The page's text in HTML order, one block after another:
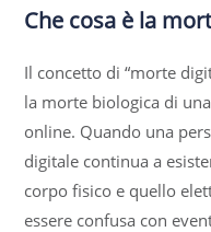
Che cosa è la
Il concetto di “morte
la morte biologica di
online. Quando una
digitale continua a
corpo fisico e quello
essere confusa con